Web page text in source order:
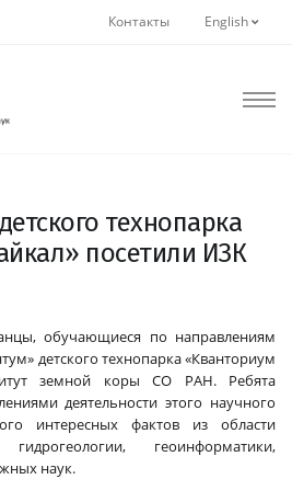
Контакты English
технопарка
посетили ИЗК
обучающиеся по направлениям
детского технопарка «Кванториум
земной коры СО РАН. Ребята
деятельности этого научного
интересных фактов из области
геоинформатики,
наук.